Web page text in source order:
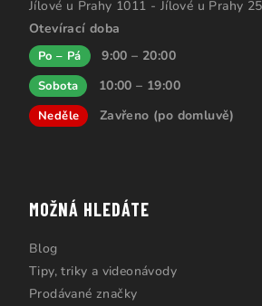
Jílové u Prahy 1011 - Jílové u Prahy
Otevírací doba
Po – Pá 9:00 – 20:00
Sobota 10:00 – 19:00
Neděle Zavřeno (po domluvě)
MOŽNÁ HLEDÁTE
Blog
Tipy, triky a videonávody
Prodávané značky